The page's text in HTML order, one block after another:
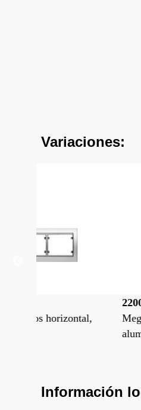
Variaciones:
Mega, marco de 4
Información